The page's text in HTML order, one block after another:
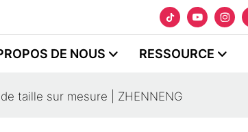
DE NOUS RESSOURCE
taille sur mesure | ZHENNENG